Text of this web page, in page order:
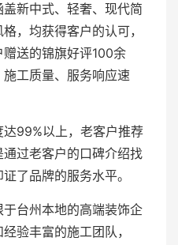
新中式、轻奢、现代简
，均获得客户的认可，
送的锦旗好评100余
工质量、服务响应速
达99%以上，老客户推荐
过老客户的口碑介绍找
了品牌的服务水平。
台州本地的高端装饰企
验丰富的施工团队，